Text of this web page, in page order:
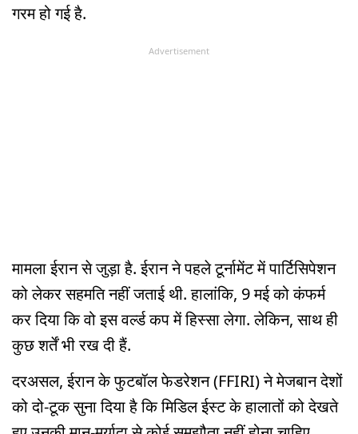
गरम हो गई है.
Advertisement
मामला ईरान से जुड़ा है. ईरान ने पहले टूर्नामेंट में पार्टि‍सिपेशन
को लेकर सहमति नहीं जताई थी. हालांकि, 9 मई को कंफर्म
कर दिया कि वो इस वर्ल्ड कप में हिस्सा लेगा. लेकिन, साथ ही
कुछ शर्तें भी रख दी हैं.
दरअसल, ईरान के फुटबॉल फेडरेशन (FFIRI) ने मेजबान देशों
को दो-टूक सुना दिया है कि मिडि‍ल ईस्ट के हालातों को देखते